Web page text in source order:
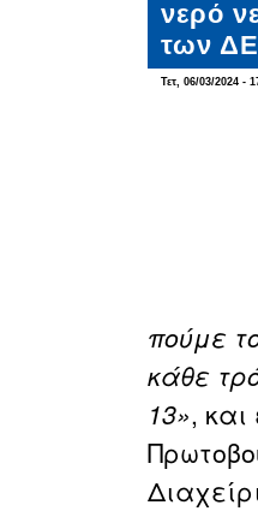
νερό
των
Τετ, 06/03/2024 -
πούμε
κάθε
13», και